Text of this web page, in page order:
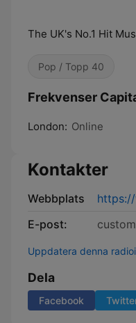
The UK's No.1 Hit
Pop / Topp 40
Frekvenser
London: Online
Kontakter
Webbplats
E-post:
Uppdatera denna
Dela
Facebook